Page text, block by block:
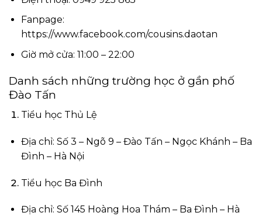
Fanpage:
https://www.facebook.com/cousins.daotan
Giờ mở cửa: 11:00 – 22:00
Danh sách những trường học ở gần phố
Đào Tấn
Tiểu học Thủ Lệ
Địa chỉ: Số 3 – Ngõ 9 – Đào Tấn – Ngọc Khánh – Ba
Đình – Hà Nội
Tiểu học Ba Đình
Địa chỉ: Số 145 Hoàng Hoa Thám – Ba Đình – Hà